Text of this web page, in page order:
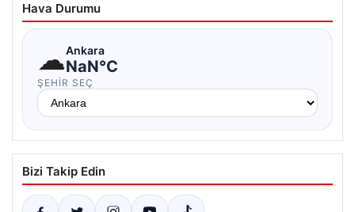
Hava Durumu
☁Ankara
NaN°C
ŞEHIR SEÇ
Bizi Takip Edin